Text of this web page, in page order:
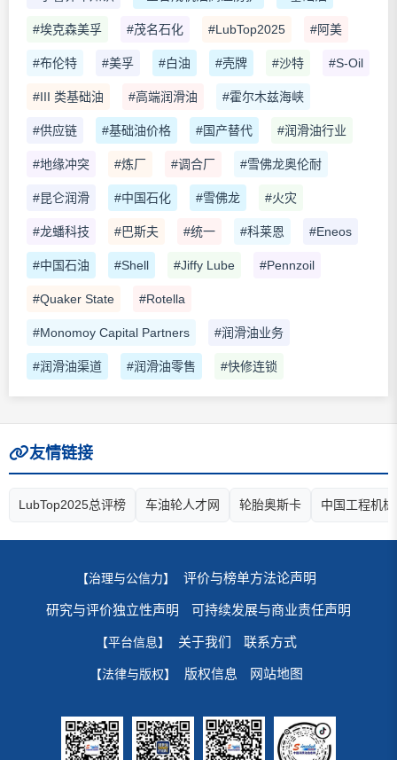
#埃克森美孚 #茂名石化 #LubTop2025 #阿美
#布伦特 #美孚 #白油 #壳牌 #沙特 #S-Oil
#III 类基础油 #高端润滑油 #霍尔木兹海峡
#供应链 #基础油价格 #国产替代 #润滑油行业
#地缘冲突 #炼厂 #调合厂 #雪佛龙奥伦耐
#昆仑润滑 #中国石化 #雪佛龙 #火灾
#龙蟠科技 #巴斯夫 #统一 #科莱恩 #Eneos
#中国石油 #Shell #Jiffy Lube #Pennzoil
#Quaker State #Rotella
#Monomoy Capital Partners #润滑油业务
#润滑油渠道 #润滑油零售 #快修连锁
友情链接
LubTop2025总评榜 车油轮人才网 轮胎奥斯卡 中国工程机
【治理与公信力】 评价与榜单方法论声明
研究与评价独立性声明 可持续发展与商业责任声明
【平台信息】 关于我们 联系方式
【法律与版权】 版权信息 网站地图